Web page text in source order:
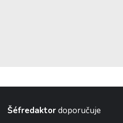
Šéfredaktordoporučuje